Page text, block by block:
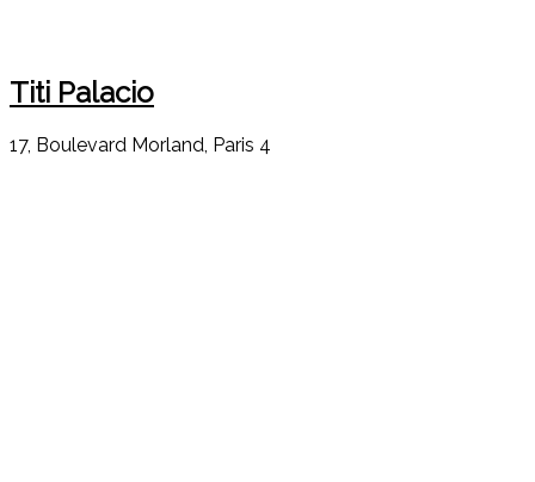
Titi Palacio
17, Boulevard Morland, Paris 4